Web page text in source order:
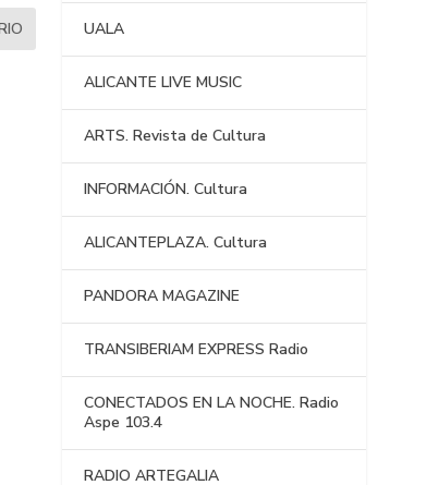
UALA
ALICANTE LIVE MUSIC
ARTS. Revista de Cultura
INFORMACIÓN. Cultura
ALICANTEPLAZA. Cultura
PANDORA MAGAZINE
TRANSIBERIAM EXPRESS Radio
CONECTADOS EN LA NOCHE. Radio
Aspe 103.4
RADIO ARTEGALIA